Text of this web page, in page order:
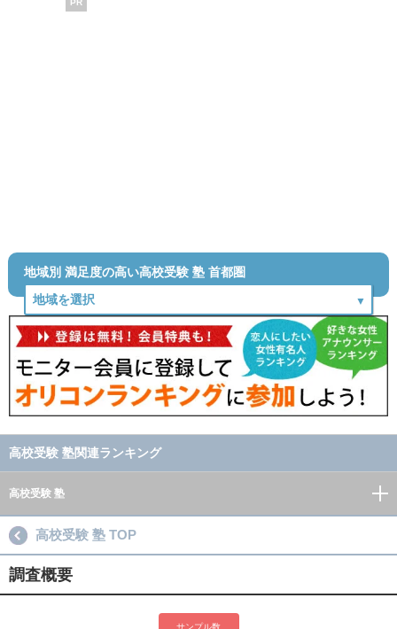
PR
地域別 満足度の高い高校受験 塾 首都圏
高校受験 塾関連ランキング
高校受験 塾
高校受験 塾 TOP
調査概要
サンプル数